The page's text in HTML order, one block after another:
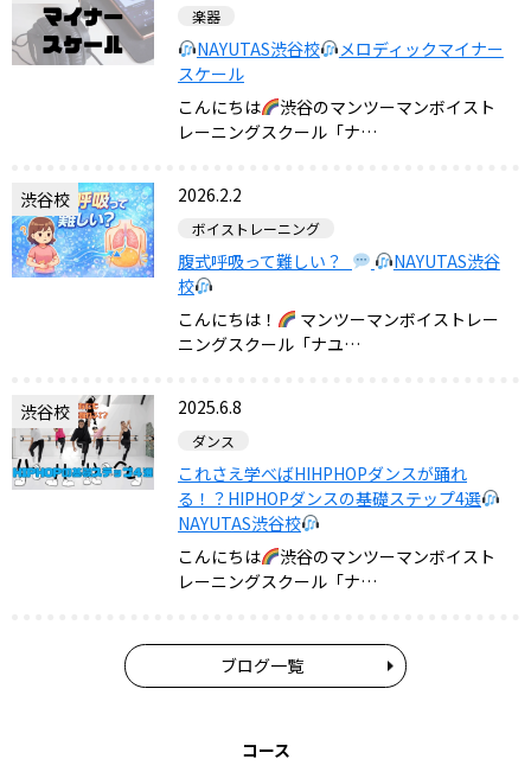
楽器
NAYUTAS渋谷校
メロディックマイナー
スケール
こんにちは
渋谷のマンツーマンボイスト
レーニングスクール「ナ…
渋谷校 2026.2.2
ボイストレーニング
腹式呼吸って難しい？
NAYUTAS渋谷
校
こんにちは！
マンツーマンボイストレー
ニングスクール「ナユ…
渋谷校 2025.6.8
ダンス
これさえ学べばHIHPHOPダンスが踊れ
る！？HIPHOPダンスの基礎ステップ4選
NAYUTAS渋谷校
こんにちは
渋谷のマンツーマンボイスト
レーニングスクール「ナ…
ブログ一覧
コース